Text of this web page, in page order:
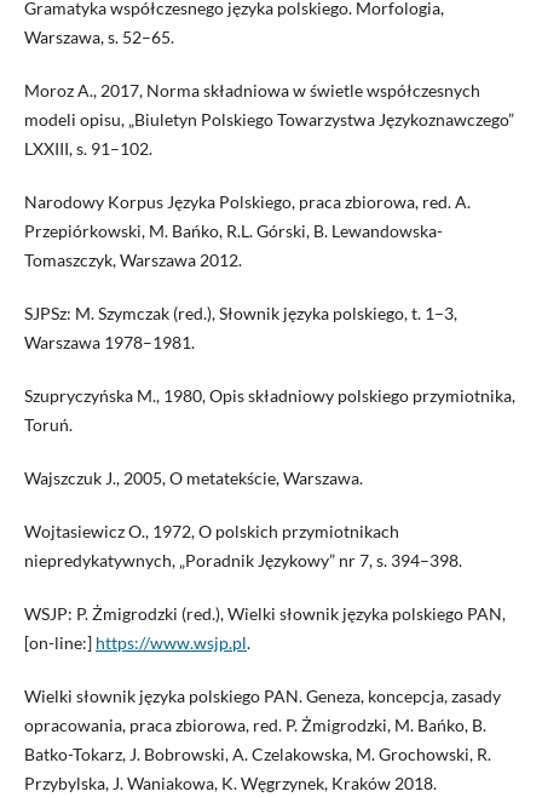
Gramatyka współczesnego języka polskiego. Morfologia,
Warszawa, s. 52–65.
Moroz A., 2017, Norma składniowa w świetle współczesnych
modeli opisu, „Biuletyn Polskiego Towarzystwa Językoznawczego”
LXXIII, s. 91–102.
Narodowy Korpus Języka Polskiego, praca zbiorowa, red. A.
Przepiórkowski, M. Bańko, R.L. Górski, B. Lewandowska-
Tomaszczyk, Warszawa 2012.
SJPSz: M. Szymczak (red.), Słownik języka polskiego, t. 1–3,
Warszawa 1978–1981.
Szupryczyńska M., 1980, Opis składniowy polskiego przymiotnika,
Toruń.
Wajszczuk J., 2005, O metatekście, Warszawa.
Wojtasiewicz O., 1972, O polskich przymiotnikach
niepredykatywnych, „Poradnik Językowy” nr 7, s. 394–398.
WSJP: P. Żmigrodzki (red.), Wielki słownik języka polskiego PAN,
[on-line:] https://www.wsjp.pl.
Wielki słownik języka polskiego PAN. Geneza, koncepcja, zasady
opracowania, praca zbiorowa, red. P. Żmigrodzki, M. Bańko, B.
Batko-Tokarz, J. Bobrowski, A. Czelakowska, M. Grochowski, R.
Przybylska, J. Waniakowa, K. Węgrzynek, Kraków 2018.